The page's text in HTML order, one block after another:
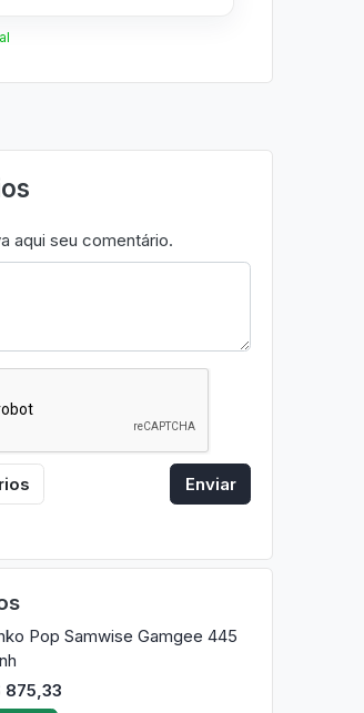
aqui seu comentário.
Enviar
Pop Samwise Gamgee 445
875,33